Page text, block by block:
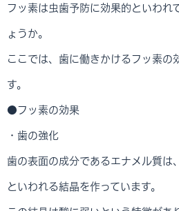
フッ素は虫歯予防に効果的といわれ
ょうか。
ここでは、歯に働きかけるフッ素の
す。
●フッ素の効果
・歯の強化
歯の表面の成分であるエナメル質は
といわれる結晶を作っています。